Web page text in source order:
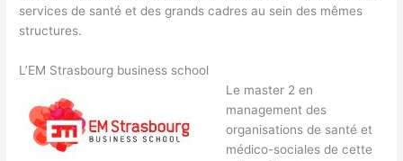
services de santé et des grands cadres au sein des mêmes
structures.
L’EM Strasbourg business school
Le master 2 en
management des
organisations de santé et
médico-sociales de cette